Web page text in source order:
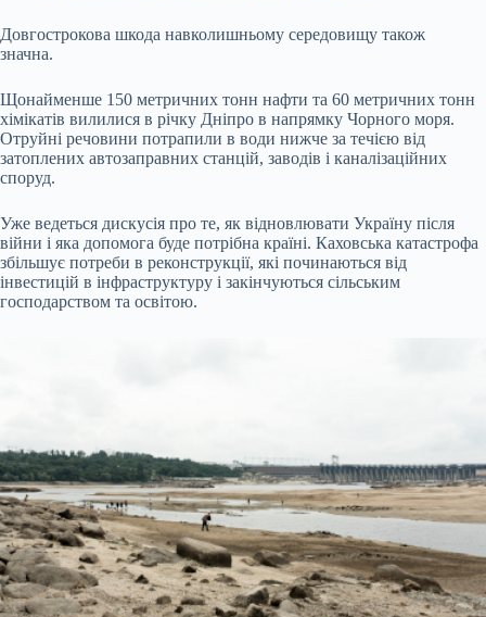
Довгострокова шкода навколишньому середовищу також
значна.
Щонайменше 150 метричних тонн нафти та 60 метричних тонн
хімікатів вилилися в річку Дніпро в напрямку Чорного моря.
Отруйні речовини потрапили в води нижче за течією від
затоплених автозаправних станцій, заводів і каналізаційних
споруд.
Уже ведеться дискусія про те, як відновлювати Україну після
війни і яка допомога буде потрібна країні. Каховська катастрофа
збільшує потреби в реконструкції, які починаються від
інвестицій в інфраструктуру і закінчуються сільським
господарством та освітою.